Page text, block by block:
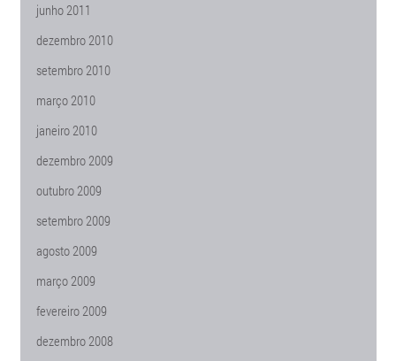
junho 2011
dezembro 2010
setembro 2010
março 2010
janeiro 2010
dezembro 2009
outubro 2009
setembro 2009
agosto 2009
março 2009
fevereiro 2009
dezembro 2008